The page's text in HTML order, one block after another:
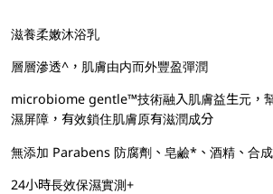
滋養柔嫩沐浴乳
層層滲透^，肌膚由内而外豐盈彈潤
microbiome gentle™技術融入肌膚益生元，
濕屏障，有效鎖住肌膚原有滋潤成分
無添加 Parabens 防腐劑、皂鹼*、酒精、合
24小時長效保濕實測+